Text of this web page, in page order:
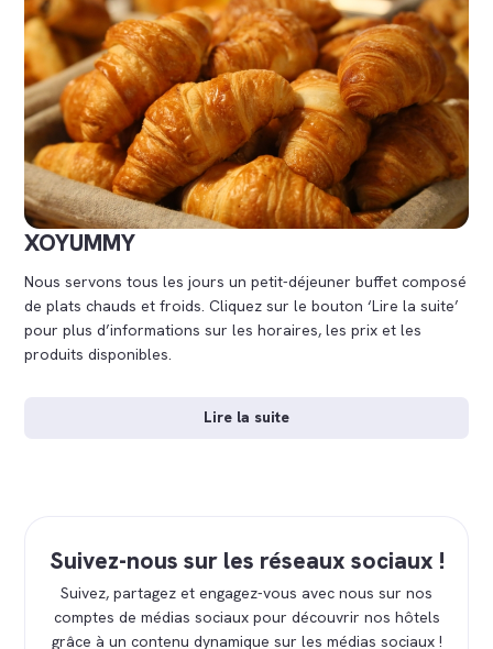
XOYUMMY
Nous servons tous les jours un petit-déjeuner buffet composé
de plats chauds et froids. Cliquez sur le bouton ‘Lire la suite’
pour plus d’informations sur les horaires, les prix et les
produits disponibles.
Lire la suite
Suivez-nous sur les réseaux sociaux !
Suivez, partagez et engagez-vous avec nous sur nos
comptes de médias sociaux pour découvrir nos hôtels
grâce à un contenu dynamique sur les médias sociaux !